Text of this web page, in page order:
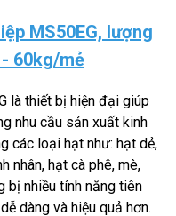
MS50EG, lượng
60kg/mẻ
là thiết bị hiện đại giúp
nhu cầu sản xuất kinh
các loại hạt như: hạt dẻ,
nhân, hạt cà phê, mè,
bị nhiều tính năng tiên
dàng và hiệu quả hơn.